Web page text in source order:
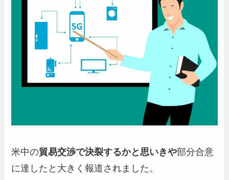
米中の貿易交渉で決裂するかと思いきや部分合意
に達したと大きく報道されました。